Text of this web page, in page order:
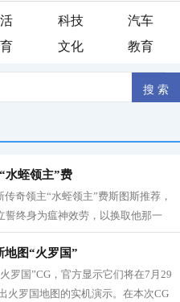
科技
汽车
文化 教育
水蛭领主”费
奇领主“水蛭领主”费斯图斯推荐，
誓终身为瘟神效劳，以换取他那一
地图“火罗国”
罗国”CG，官方显示它们将在7月29
火罗国地图的实机演示。在本次CG